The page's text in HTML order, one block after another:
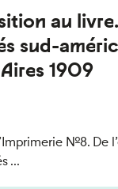
au livre.
sud-
1909
n°8. De
...